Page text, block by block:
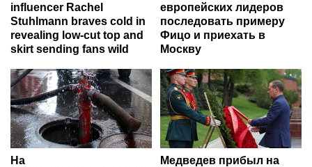
influencer Rachel
Stuhlmann braves cold in
revealing low-cut top and
skirt sending fans wild
европейских лидеров
последовать примеру
Фицо и приехать в
Москву
На
Медведев прибыл на